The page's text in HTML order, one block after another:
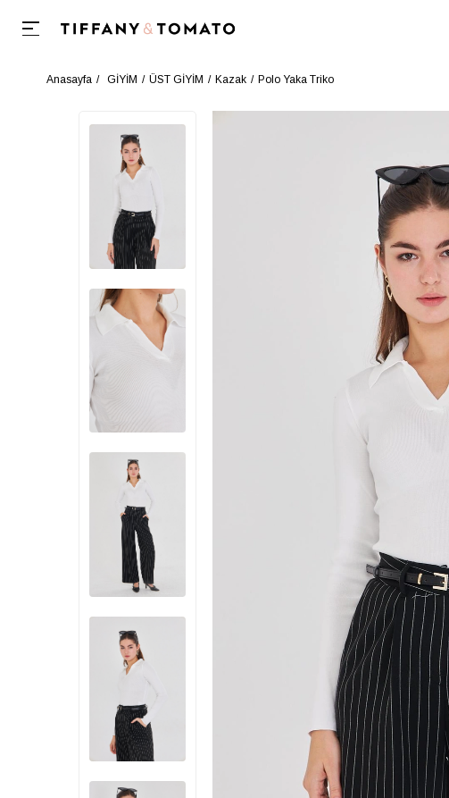
Anasayfa GİYİM ÜST GİYİM Kazak Polo Yaka Triko